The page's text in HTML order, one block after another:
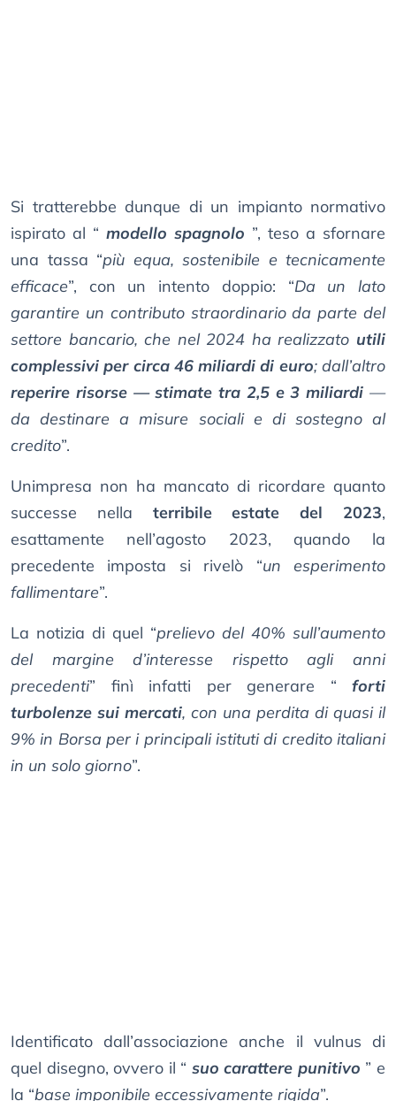
Si tratterebbe dunque di un impianto normativo
ispirato al “ modello spagnolo ”, teso a sfornare
una tassa “più equa, sostenibile e tecnicamente
efficace”, con un intento doppio: “Da un lato
garantire un contributo straordinario da parte del
settore bancario, che nel 2024 ha realizzato utili
complessivi per circa 46 miliardi di euro; dall’altro
reperire risorse — stimate tra 2,5 e 3 miliardi —
da destinare a misure sociali e di sostegno al
credito”.
Unimpresa non ha mancato di ricordare quanto
successe nella terribile estate del 2023,
esattamente nell’agosto 2023, quando la
precedente imposta si rivelò “un esperimento
fallimentare”.
La notizia di quel “prelievo del 40% sull’aumento
del margine d’interesse rispetto agli anni
precedenti” finì infatti per generare “
forti
turbolenze sui mercati, con una perdita di quasi il
9% in Borsa per i principali istituti di credito italiani
in un solo giorno”.
Identificato dall’associazione anche il vulnus di
quel disegno, ovvero il “ suo carattere punitivo ” e
la “base imponibile eccessivamente rigida”.